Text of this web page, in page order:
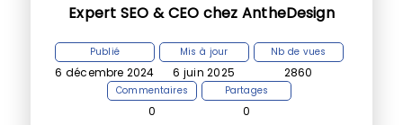
Expert SEO & CEO chez AntheDesign
Publié
6 décembre 2024
Mis à jour
6 juin 2025
Nb de vues
2860
Commentaires
0
Partages
0